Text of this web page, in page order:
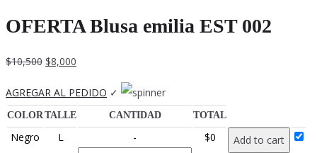
OFERTA Blusa emilia EST 002
$10,500 El
original
era:
$10,500.
$8,000
actual
es:
$8,000.
AGREGAR AL PEDIDO ✓
COLOR TALLE CANTIDAD TOTAL
Negro L - $0
Add to cart